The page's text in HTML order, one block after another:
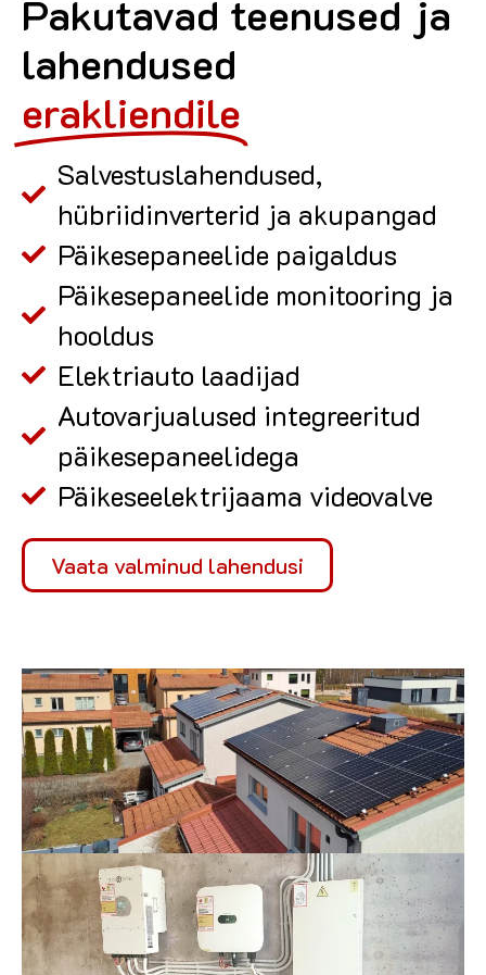
Pakutavad teenused ja
lahendused
erakliendile
Salvestuslahendused,
hübriidinverterid ja akupangad
Päikesepaneelide paigaldus
Päikesepaneelide monitooring ja
hooldus
Elektriauto laadijad
Autovarjualused integreeritud
päikesepaneelidega
Päikeseelektrijaama videovalve
Vaata valminud lahendusi